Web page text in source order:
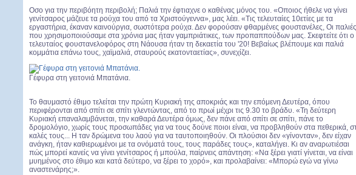
Οσο για την περιβόητη περιβολή; Παλιά την έφτιαχνε ο καθένας μόνος του. «Οποιος ήθελε να γίνει
γενίτσαρος μάζευε τα ρούχα του από τα Χριστούγεννα», μας λέει. «Τις τελευταίες 10ετίες με τα
εργαστήρια, έκαναν καινούργια, σωστότερα ρούχα. Δεν φορούσαν φθαρμένες φουστανέλες, Οι παλιές
που χρησιμοποιούσαμε στα χρόνια μας ήταν γαμπριάτικες, των προπαππούδων μας. Σκεφτείτε ότι ο
τελευταίος φουστανελοφόρος στη Νάουσα ήταν τη δεκαετία του '20! Βεβαίως βλέπουμε και παλιά
κομμάτια επάνω τους, χαϊμαλιά, σταυρούς εκατονταετίας», συνεχίζει.
Γέφυρα στη γειτονιά Μπατάνια.
Το θαυμαστό έθιμο τελείται την πρώτη Κυριακή της αποκριάς και την επόμενη Δευτέρα, όπου
περιφέρονται από σπίτι σε σπίτι γλεντώντας, από το πρωί μέχρι τις 9.30 το βράδυ. «Τη δεύτερη
Κυριακή επαναλαμβάνεται, την καθαρά Δευτέρα όμως, δεν πάνε από σπίτι σε σπίτι, πάνε το
δρομολόγιο, χωρίς τους προσωπάδες για να τους δούνε ποιοι είναι, να προβληθούν στα πεθερικά,
καλές τους... Η ταν δρώμενα του λαού για να ταυτοποιηθούν. Οι πλούσιοι δεν «γίνονταν», δεν είχαν
ανάγκη, ήταν καθιερωμένοι με τα ονόματά τους, τους παράδες τους», καταλήγει. Κι αν αναρωτιέσαι
πώς μπορεί κανείς να γίνει γενίτσαρος ή μπούλα, παίρνεις απάντηση: «Να ξέρει γιατί γίνεται, να είναι
μυημένος στο έθιμο και κατά δεύτερο, να ξέρει το χορό», και προλαβαίνει: «Μπορώ εγώ να γίνω
αναστενάρης;».